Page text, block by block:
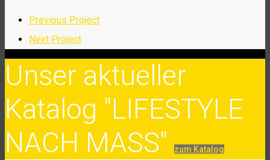
Previous Project
Next Project
Unser aktueller
Katalog "LIFESTYLE
NACH MASS"
zum Katalog